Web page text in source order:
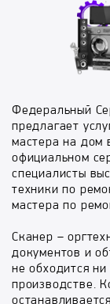
Федеральный
предлагает
мастера на дом
официальном
специалисты
техники по
мастера по
Сканер –
документов и
не обходится
производстве.